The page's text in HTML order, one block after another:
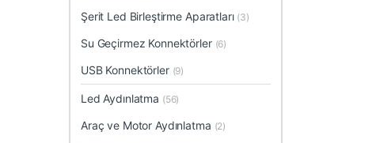
Şerit Led Birleştirme Aparatları (3)
Su Geçirmez Konnektörler (6)
USB Konnektörler (9)
Led Aydınlatma (56)
Araç ve Motor Aydınlatma (2)